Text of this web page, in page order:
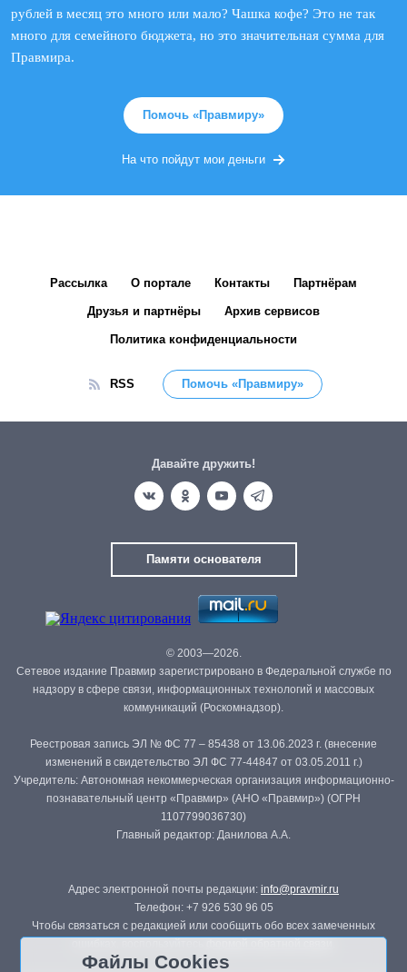
рублей в месяц это много или мало? Чашка кофе? Это не так
много для семейного бюджета, но это значительная сумма для
Правмира.
Помочь «Правмиру»
На что пойдут мои деньги
Рассылка О портале Контакты Партнёрам
Друзья и партнёры Архив сервисов
Политика конфиденциальности
RSS Помочь «Правмиру»
Давайте дружить!
Памяти основателя
© 2003—2026.
Сетевое издание Правмир зарегистрировано в Федеральной службе по
надзору в сфере связи, информационных технологий и массовых
коммуникаций (Роскомнадзор).
Реестровая запись ЭЛ № ФС 77 – 85438 от 13.06.2023 г. (внесение
изменений в свидетельство ЭЛ ФС 77-44847 от 03.05.2011 г.)
Учредитель: Автономная некоммерческая организация информационно-
познавательный центр «Правмир» (АНО «Правмир») (ОГРН
1107799036730)
Главный редактор: Данилова А.А.
Адрес электронной почты редакции: info@pravmir.ru
Телефон: +7 926 530 96 05
Чтобы связаться с редакцией или сообщить обо всех замеченных
Файлы Cookies